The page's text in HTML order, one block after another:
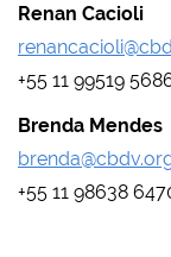
Renan Cacioli
+55 11 99519
Brenda Mendes
+55 11 98638